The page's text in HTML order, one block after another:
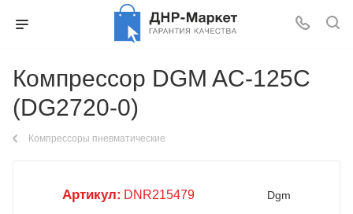
Компрессор DGM AC-125C
(DG2720-0)
Компрессоры пневматические
Артикул: DNR215479 Dgm